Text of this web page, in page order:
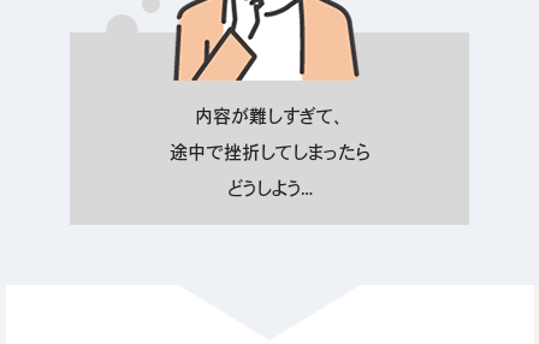
内容が難しすぎて、
途中で挫折してしまったら
どうしよう…